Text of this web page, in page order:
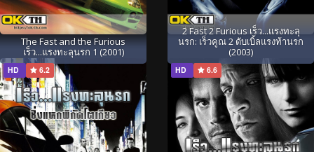
The Fast and the Furious
เร็ว...แรงทะลุนรก 1 (2001)
2 Fast 2 Furious เร็ว...แรงทะลุ
นรก: เร็วคูณ 2 ดับเบิ้ลแรงท้านรก
(2003)
HD 6.2 HD 6.6